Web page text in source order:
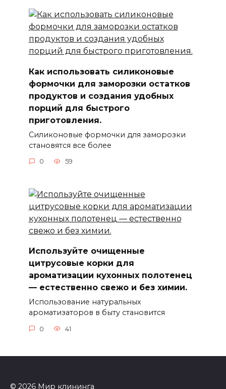
Как использовать силиконовые
формочки для заморозки остатков
продуктов и создания удобных
порций для быстрого
приготовления.
Силиконовые формочки для заморозки
становятся все более
0 59
Используйте очищенные
цитрусовые корки для
ароматизации кухонных полотенец
— естественно свежо и без химии.
Использование натуральных
ароматизаторов в быту становится
0 41
© 2026 Мир клининга